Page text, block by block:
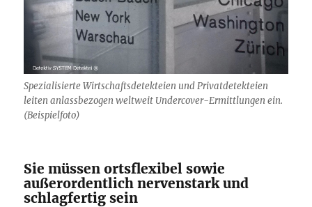
Spezialisierte Wirtschaftsdetekteien und Privatdetekteien
leiten anlassbezogen weltweit Undercover-Ermittlungen ein.
(Beispielfoto)
Sie müssen ortsflexibel sowie
außerordentlich nervenstark und
schlagfertig sein